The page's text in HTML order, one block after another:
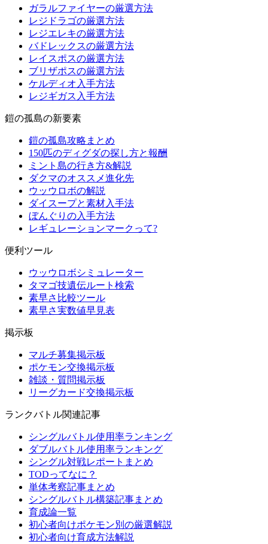
ガラルファイヤーの厳選方法
レジドラゴの厳選方法
レジエレキの厳選方法
バドレックスの厳選方法
レイスポスの厳選方法
ブリザポスの厳選方法
ケルディオ入手方法
レジギガス入手方法
鎧の孤島の新要素
鎧の孤島攻略まとめ
150匹のディグダの探し方と報酬
ミント島の行き方&解説
ダクマのオススメ進化先
ウッウロボの解説
ダイスープと素材入手法
ぼんぐりの入手方法
レギュレーションマークって?
便利ツール
ウッウロボシミュレーター
タマゴ技遺伝ルート検索
素早さ比較ツール
素早さ実数値早見表
掲示板
マルチ募集掲示板
ポケモン交換掲示板
雑談・質問掲示板
リーグカード交換掲示板
ランクバトル関連記事
シングルバトル使用率ランキング
ダブルバトル使用率ランキング
シングル対戦レポートまとめ
TODってなに？
単体考察記事まとめ
シングルバトル構築記事まとめ
育成論一覧
初心者向けポケモン別の厳選解説
初心者向け育成方法解説